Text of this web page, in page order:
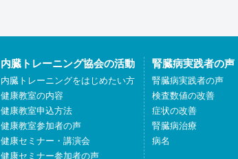
内臓トレーニング協会の活動
内臓トレーニングをはじめたい方
健康教室の内容
健康教室申込方法
健康教室参加者の声
健康セミナー・講演会
健康セミナー参加者の声
腎臓病実践者の声
腎臓病実践者の声
検査数値の改善
症状の改善
腎臓病治療
病名